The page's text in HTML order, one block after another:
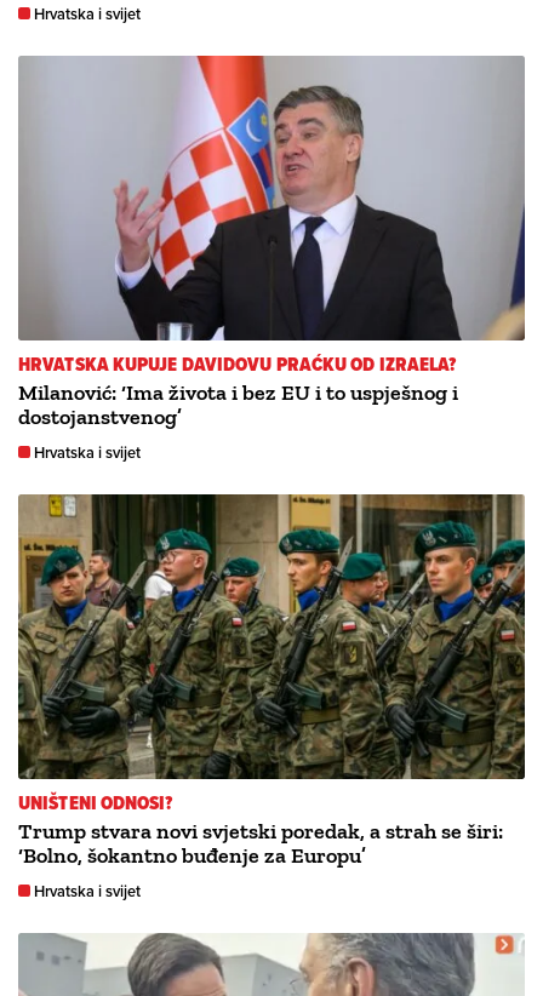
Hrvatska i svijet
HRVATSKA KUPUJE DAVIDOVU PRAĆKU OD IZRAELA?
Milanović: ‘Ima života i bez EU i to uspješnog i
dostojanstvenog’
Hrvatska i svijet
UNIŠTENI ODNOSI?
Trump stvara novi svjetski poredak, a strah se širi:
‘Bolno, šokantno buđenje za Europu’
Hrvatska i svijet